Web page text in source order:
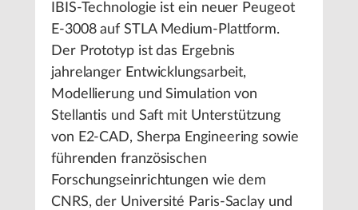
IBIS-Technologie ist ein neuer Peugeot
E-3008 auf STLA Medium-Plattform.
Der Prototyp ist das Ergebnis
jahrelanger Entwicklungsarbeit,
Modellierung und Simulation von
Stellantis und Saft mit Unterstützung
von E2-CAD, Sherpa Engineering sowie
führenden französischen
Forschungseinrichtungen wie dem
CNRS, der Université Paris-Saclay und